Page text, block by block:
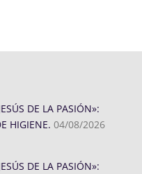
DE LA PASIÓN»:
HIGIENE. 04/08/2026
DE LA PASIÓN»: